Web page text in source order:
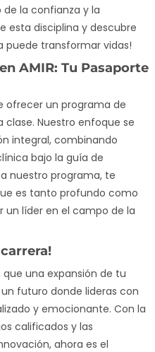
la confianza y la
esta disciplina y descubre
puede transformar vidas!
en AMIR: Tu Pasaporte
ofrecer un programa de
clase. Nuestro enfoque se
integral, combinando
bajo la guía de
nuestro programa, te
es tanto profundo como
un líder en el campo de la
que una expansión de tu
futuro donde lideras con
y emocionante. Con la
calificados y las
ahora es el